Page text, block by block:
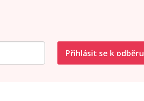
Přihlásit se k odběru